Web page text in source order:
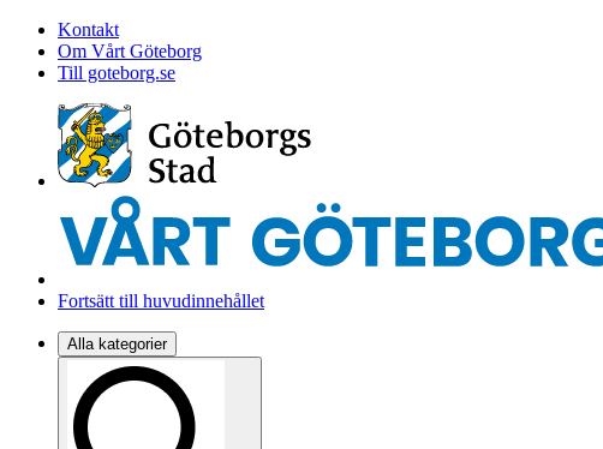
Kontakt
Om Vårt Göteborg
Till goteborg.se
Fortsätt till huvudinnehållet
Alla kategorier